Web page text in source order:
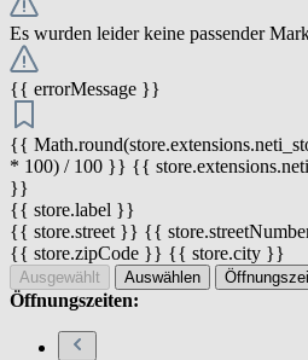
Es wurden leider keine passender
{{ errorMessage }}
{{
* 100) / 100 }} {{
}}
{{ store.label }}
{{ store.street }} {{
{{ store.zipCode }} {{ store.city }}
Ausgewählt Auswählen
Öffnungszeiten: